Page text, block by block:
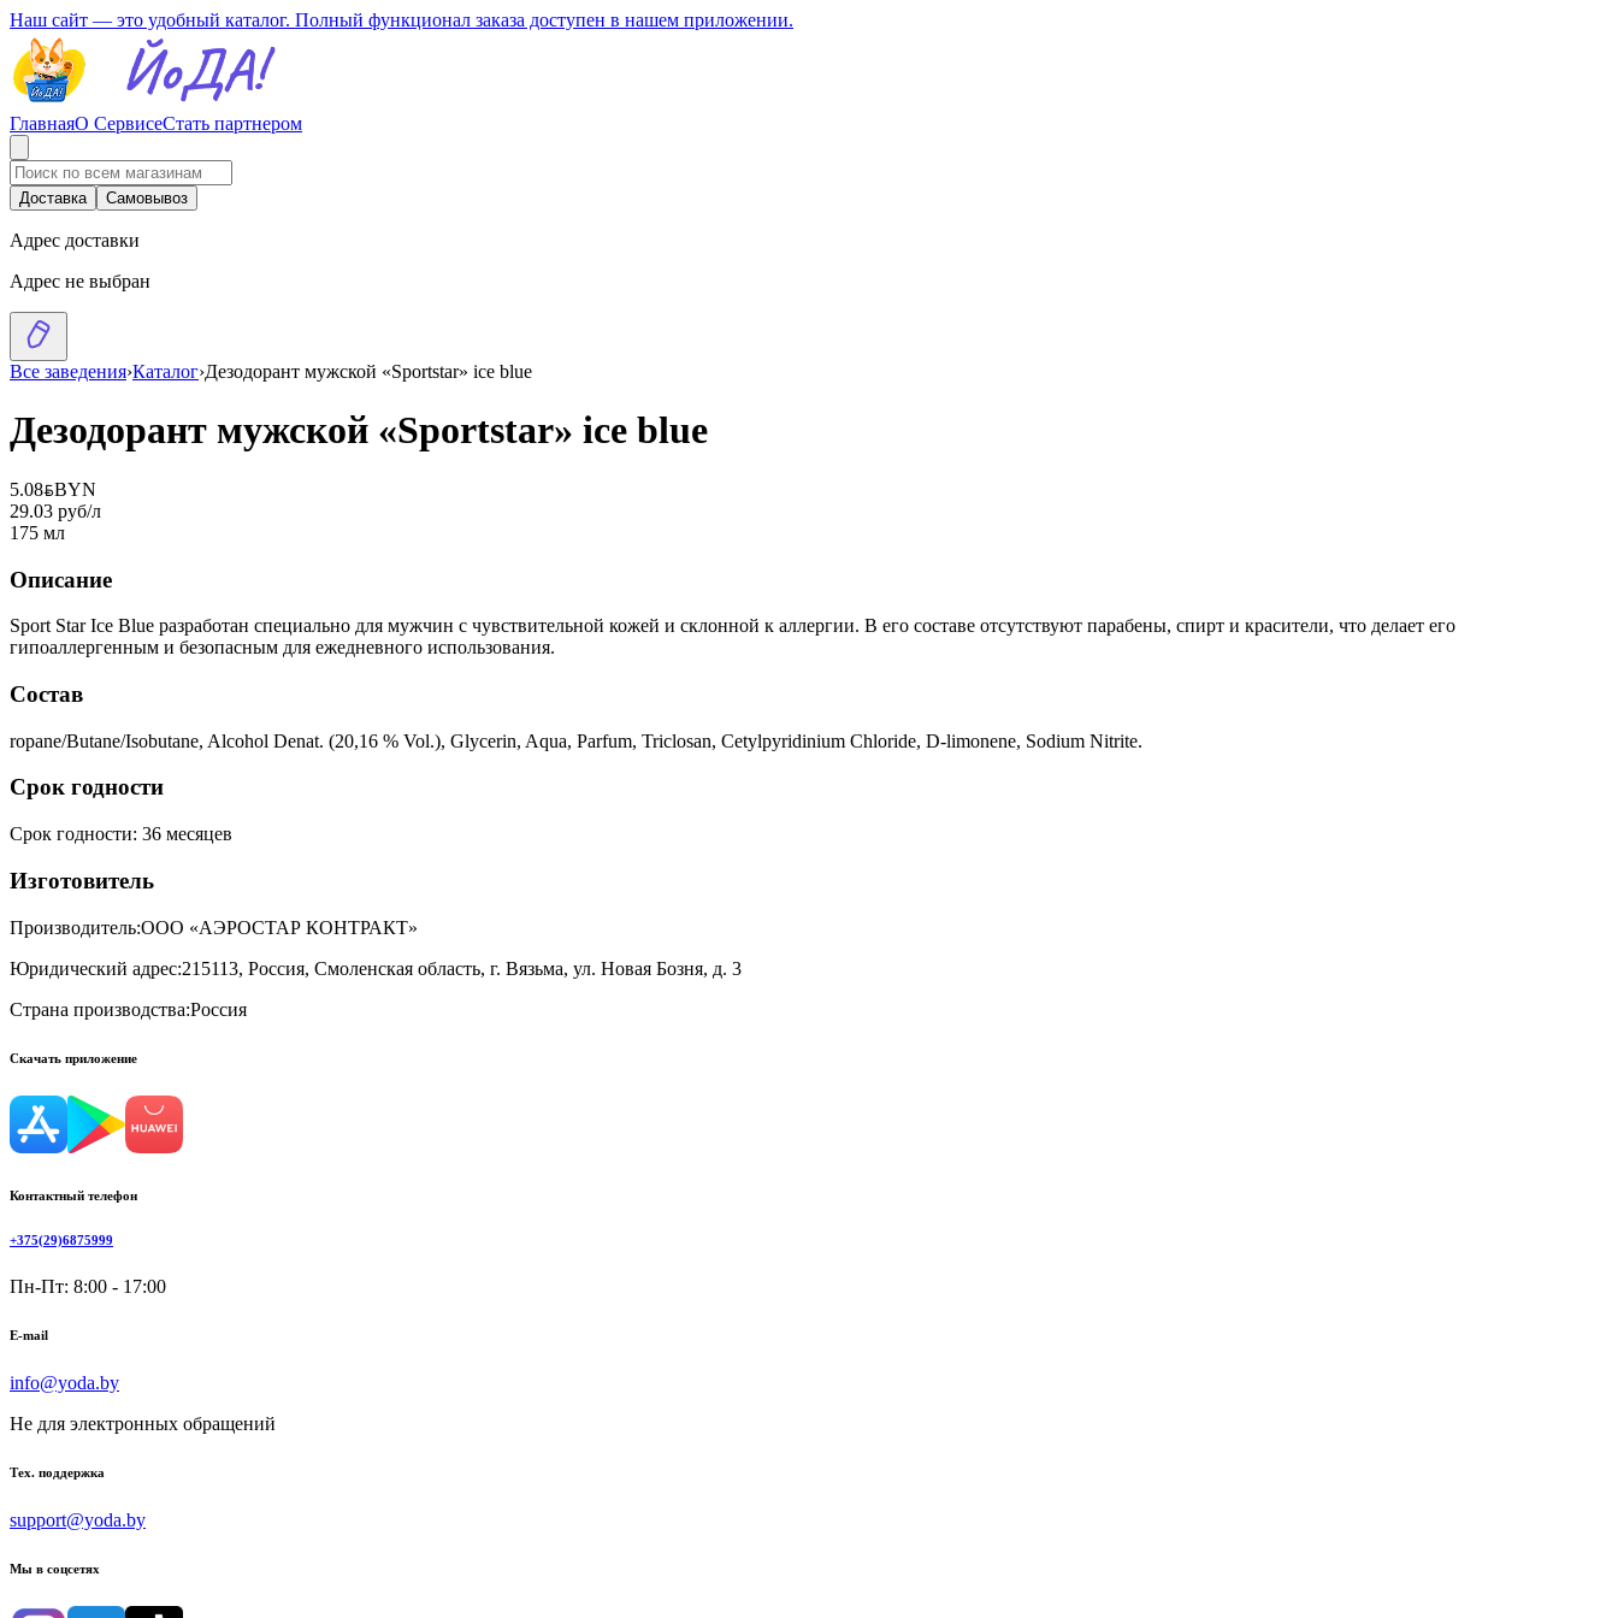
Наш сайт — это удобный каталог. Полный функционал заказа доступен в нашем приложении.
ГлавнаяО СервисеСтать партнером
Доставка Самовывоз
Адрес доставки
Адрес не выбран
Все заведения›Каталог›Дезодорант мужской «Sportstar» ice blue
Дезодорант мужской «Sportstar» ice blue
5.08BYNBYN
29.03 руб/л
175 мл
Описание
Sport Star Ice Blue разработан специально для мужчин с чувствительной кожей и склонной к аллергии. В его составе отсутствуют парабены, спирт и красители, что делает его
гипоаллергенным и безопасным для ежедневного использования.
Состав
ropane/Butane/Isobutane, Alcohol Denat. (20,16 % Vol.), Glycerin, Aqua, Parfum, Triclosan, Cetylpyridinium Chloride, D-limonene, Sodium Nitrite.
Срок годности
Срок годности: 36 месяцев
Изготовитель
Производитель:ООО «АЭРОСТАР КОНТРАКТ»
Юридический адрес:215113, Россия, Смоленская область, г. Вязьма, ул. Новая Бозня, д. 3
Страна производства:Россия
Скачать приложение
Контактный телефон
+375(29)6875999
Пн-Пт: 8:00 - 17:00
E-mail
info@yoda.by
Не для электронных обращений
Тех. поддержка
support@yoda.by
Мы в соцсетях